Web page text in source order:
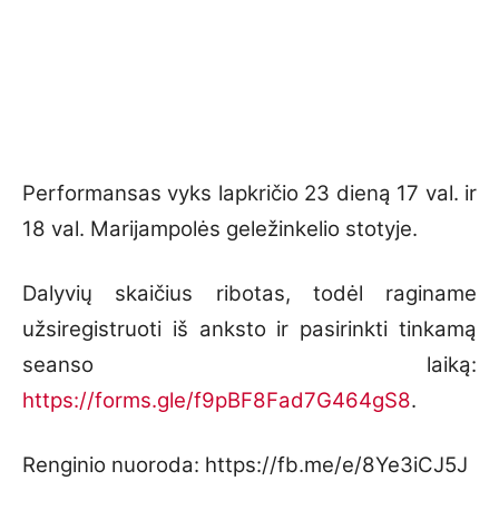
Performansas vyks lapkričio 23 dieną 17 val. ir
18 val. Marijampolės geležinkelio stotyje.
Dalyvių skaičius ribotas, todėl raginame
užsiregistruoti iš anksto ir pasirinkti tinkamą
seanso laiką:
https://forms.gle/f9pBF8Fad7G464gS8.
Renginio nuoroda: https://fb.me/e/8Ye3iCJ5J